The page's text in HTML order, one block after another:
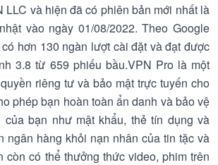
LLC và hiện đã có phiên bản mới nhất là
vào ngày 01/08/2022. Theo Google
hơn 130 ngàn lượt cài đặt và đạt được
3.8 từ 659 phiếu bầu.VPN Pro là một
riêng tư và bảo mật trực tuyến cho
phép bạn hoàn toàn ẩn danh và bảo vệ
bạn như mật khẩu, thẻ tín dụng và
ngân hàng khỏi nạn nhân của tin tặc và
còn có thể thưởng thức video, phim trên